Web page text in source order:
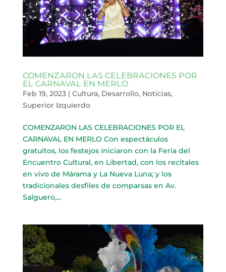
COMENZARON LAS CELEBRACIONES POR
EL CARNAVAL EN MERLO
Feb 19, 2023| Cultura, Desarrollo, Noticias,
Superior Izquierdo
COMENZARON LAS CELEBRACIONES POR EL
CARNAVAL EN MERLO Con espectáculos
gratuitos, los festejos iniciaron con la Feria del
Encuentro Cultural, en Libertad, con los recitales
en vivo de Márama y La Nueva Luna; y los
tradicionales desfiles de comparsas en Av.
Salguero,...